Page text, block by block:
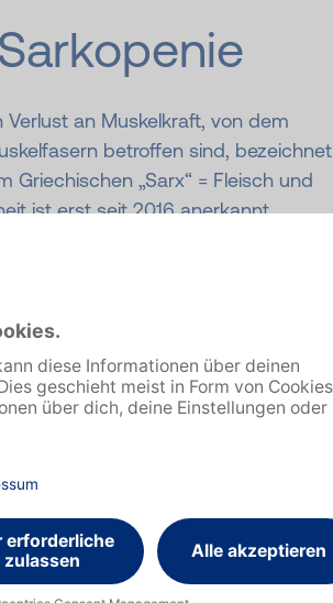
an Muskelkraft, von dem
betroffen sind, bezeichnet
Griechischen „Sarx“ = Fleisch und
ist erst seit 2016 anerkannt,
viele Senior*innen: bei den
10., bei den über 80-jährigen sogar
mit erheblichen
verbunden. Denn schon das
können zu Hürden – und sogar
Muskelschwund sind: